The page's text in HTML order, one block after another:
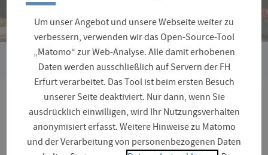
Sie
sind
hier:
Fakultäten und Fachrichtungen › Wirtschaft-Logistik-
Rechnungswesen und
Controlling
Um unser Angebot und unsere Webseite weiter zu
verbessern, verwenden wir das Open-Source-Tool
„Matomo“ zur Web-Analyse. Alle damit erhobenen
Daten werden ausschließlich auf Servern der FH
Erfurt verarbeitet. Das Tool ist beim ersten Besuch
unserer Seite deaktiviert. Nur dann, wenn Sie
ausdrücklich einwilligen, wird Ihr Nutzungsverhalten
anonymisiert erfasst. Weitere Hinweise zu Matomo
und der Verarbeitung von personenbezogenen Daten